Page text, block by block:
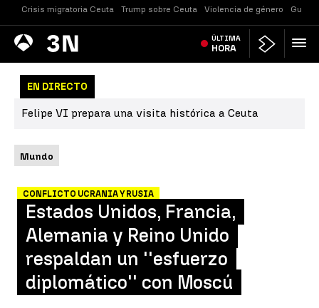
Crisis migratoria Ceuta Trump sobre Ceuta Violencia de género
Antena
3 Noticias ÚLTIMA
HORA
EN DIRECTO
Felipe VI prepara una visita histórica a Ceuta
Mundo
CONFLICTO UCRANIA Y RUSIA
Estados Unidos, Francia,
Alemania y Reino Unido
respaldan un ''esfuerzo
diplomático'' con Moscú